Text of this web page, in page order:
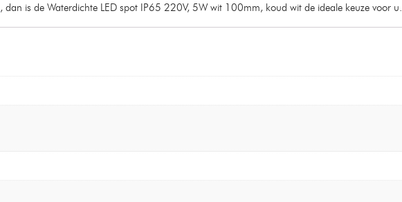
, dan is de Waterdichte LED spot IP65 220V, 5W wit 100mm, koud wit de ideale keuze voor u.